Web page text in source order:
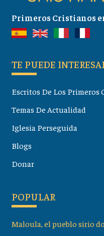
Primeros Cristianos
TE PUEDE
Escritos De Los Primeros
Temas De Actualidad
Iglesia Perseguida
Blogs
Donar
POPULAR
Maloula, el pueblo sirio